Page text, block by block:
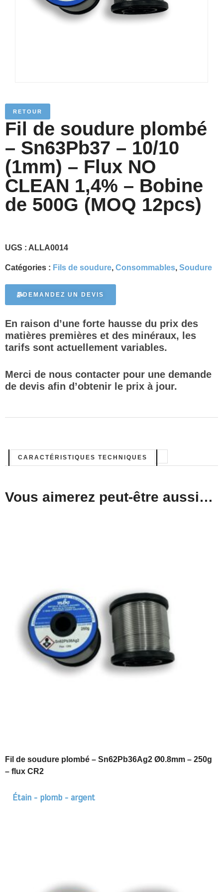
RETOUR
Fil de soudure plombé
– Sn63Pb37 – 10/10
(1mm) – Flux NO
CLEAN 1,4% – Bobine
de 500G (MOQ 12pcs)
UGS : ALLA0014
Catégories : Fils de soudure, Consommables, Soudure
DEMANDEZ UN DEVIS
En raison d’une forte hausse du prix des
matières premières et des minéraux, les
tarifs sont actuellement variables.
Merci de nous contacter pour une demande
de devis afin d’obtenir le prix à jour.
CARACTÉRISTIQUES TECHNIQUES
Vous aimerez peut-être aussi…
Fil de soudure plombé – Sn62Pb36Ag2 Ø0.8mm – 250g
– flux CR2
Étain - plomb - argent